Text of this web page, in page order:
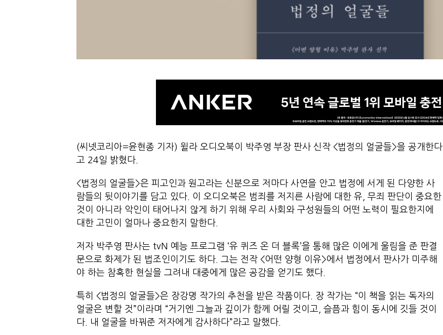
(씨넷코리아=윤현종 기자) 윌라 오디오북이 박주영 부장 판사 신작 <법정의 얼굴들>을 공개한다
고 24일 밝혔다.
<법정의 얼굴들>은 피고인과 원고라는 신분으로 저마다 사연을 안고 법정에 서게 된 다양한 사
람들의 뒷이야기를 담고 있다. 이 오디오북은 범죄를 저지른 사람에 대한 유, 무죄 판단이 중요한
것이 아니라 악인이 태어나지 않게 하기 위해 우리 사회와 구성원들의 어떤 노력이 필요한지에
대한 고민이 얼마나 중요한지 말한다.
저자 박주영 판사는 tvN 예능 프로그램 ‘유 퀴즈 온 더 블록’을 통해 많은 이에게 울림을 준 판결
문으로 화제가 된 법조인이기도 하다. 그는 전작 <어떤 양형 이유>에서 법정에서 판사가 미주해
야 하는 참혹한 현실을 그려내 대중에게 많은 공감을 얻기도 했다.
특히 <법정의 얼굴들>은 장강명 작가의 추천을 받은 작품이다. 장 작가는 “이 책을 읽는 독자의
얼굴은 변할 것”이라며 “거기엔 그늘과 깊이가 함께 어릴 것이고, 슬픔과 힘이 동시에 깃들 것이
다. 내 얼굴을 바꿔준 저자에게 감사하다”라고 말했다.